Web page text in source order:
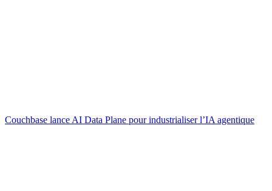
Couchbase lance AI Data Plane pour industrialiser l’IA agentique